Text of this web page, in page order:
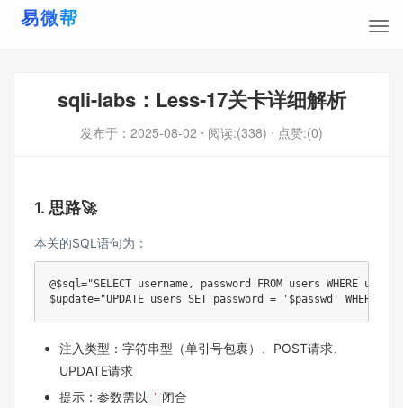
sqli-labs：Less-17关卡详细解析
发布于： 2025-08-02 ⋅ 阅读:(338) ⋅ 点赞:(0)
1. 思路🚀
本关的SQL语句为：
@$sql="SELECT username, password FROM users WHERE
$update="UPDATE users SET password = '$passwd' WHERE
注入类型：字符串型（单引号包裹）、POST请求、
UPDATE请求
提示：参数需以
' 闭合